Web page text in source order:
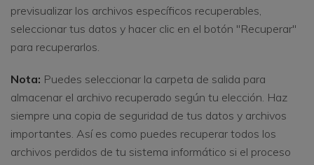
previsualizar los archivos específicos recuperables,
seleccionar tus datos y hacer clic en el botón "Recuperar"
para recuperarlos.
Nota: Puedes seleccionar la carpeta de salida para
almacenar el archivo recuperado según tu elección. Haz
siempre una copia de seguridad de tus datos y archivos
importantes. Así es como puedes recuperar todos los
archivos perdidos de tu sistema informático si el proceso